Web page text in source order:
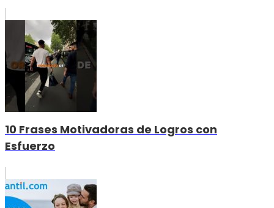
10 Frases Motivadoras de Logros con
Esfuerzo